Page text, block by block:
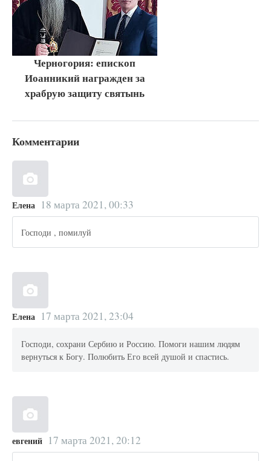
Черногория: епископ
Иоанникий награжден за
храбрую защиту святынь
Комментарии
Елена 18 марта 2021, 00:33
Господи , помилуй
Елена 17 марта 2021, 23:04
Господи, сохрани Сербию и Россию. Помоги нашим людям
вернуться к Богу. Полюбить Его всей душой и спастись.
евгений 17 марта 2021, 20:12